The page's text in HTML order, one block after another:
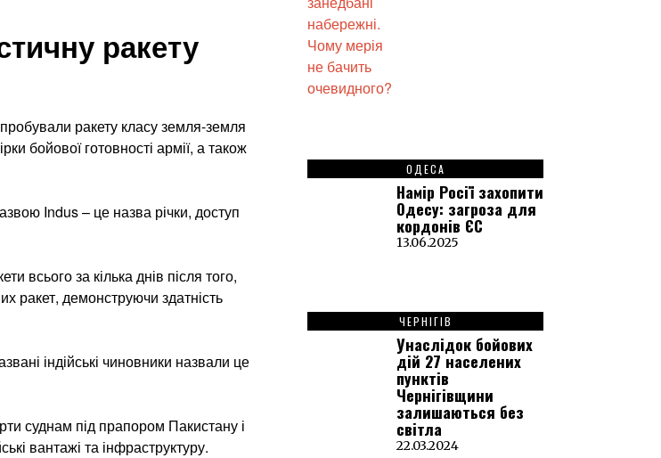
ракету
ракету класу земля-земля
бойової готовності армії, а також
Indus – це назва річки, доступ
всього за кілька днів після того,
ракет, демонструючи здатність
індійські чиновники назвали це
суднам під прапором Пакистану і
вантажі та інфраструктуру.
ОДЕСА
Намір Росії захопити
Одесу: загроза для
кордонів ЄС
13.06.2025
ЧЕРНІГІВ
Унаслідок бойових
дій 27 населених
пунктів
Чернігівщини
залишаються без
світла
22.03.2024